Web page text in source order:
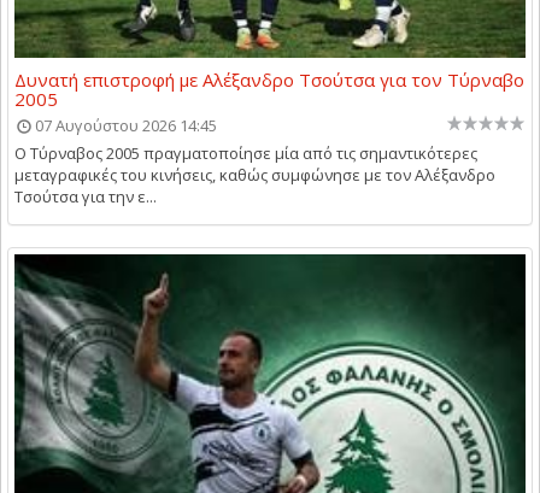
Δυνατή επιστροφή με Αλέξανδρο Τσούτσα για τον Τύρναβο
2005
07 Αυγούστου 2026 14:45
Ο Τύρναβος 2005 πραγματοποίησε μία από τις σημαντικότερες
μεταγραφικές του κινήσεις, καθώς συμφώνησε με τον Αλέξανδρο
Τσούτσα για την ε...